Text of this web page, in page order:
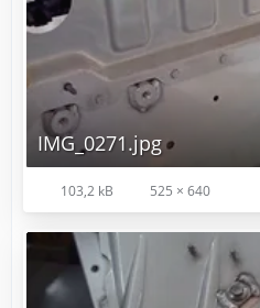
IMG_0271.jpg
103,2 kB 525 × 640